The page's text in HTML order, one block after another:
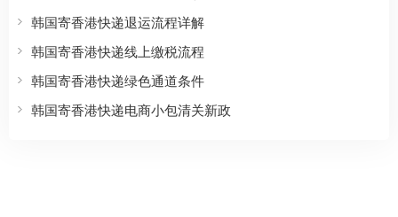
韩国寄香港快递退运流程详解
韩国寄香港快递线上缴税流程
韩国寄香港快递绿色通道条件
韩国寄香港快递电商小包清关新政